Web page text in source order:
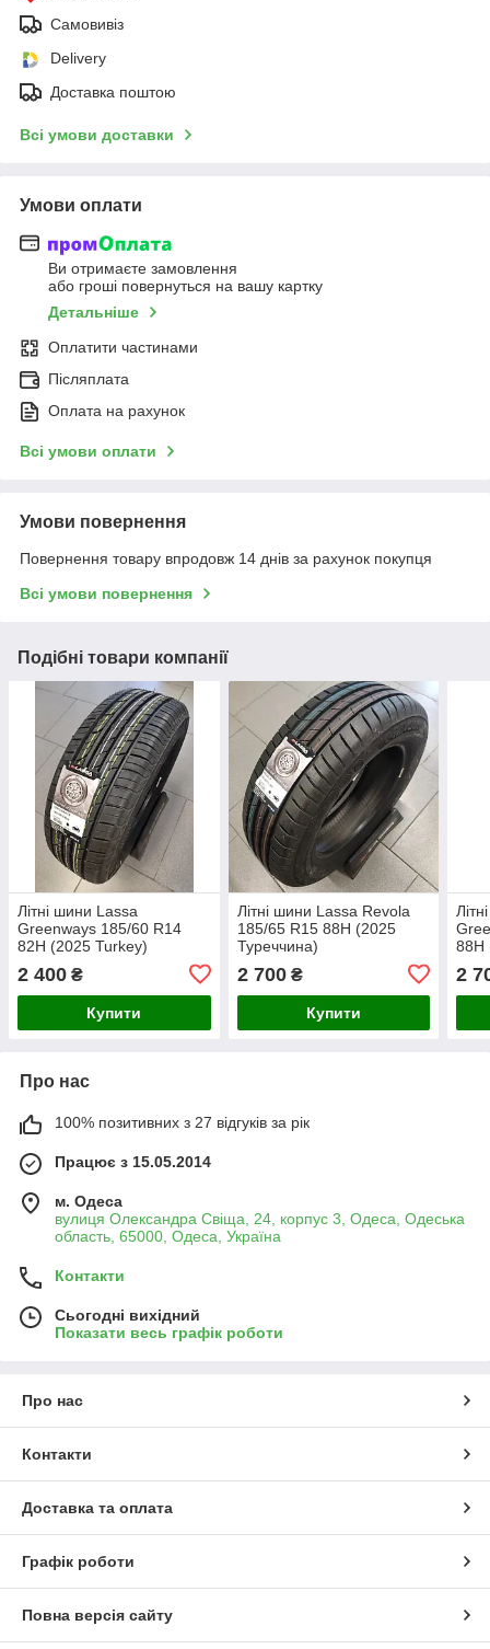
Самовивіз
Delivery
Доставка поштою
Всі умови доставки
Умови оплати
Ви отримаєте замовлення
або гроші повернуться на вашу картку
Детальніше
Оплатити частинами
Післяплата
Оплата на рахунок
Всі умови оплати
Умови повернення
Повернення товару впродовж 14 днів за рахунок покупця
Всі умови повернення
Подібні товари компанії
Літні шини Lassa
Greenways 185/60 R14
82H (2025 Turkey)
2 400 ₴
Купити
Літні шини Lassa Revola
185/65 R15 88H (2025
Туреччина)
2 700₴
Купити
88H
2
Про нас
100% позитивних з 27 відгуків за рік
Працює з 15.05.2014
м. Одеса
вулиця Олександра Свіща, 24, корпус 3, Одеса, Одеська
область, 65000, Одеса, Україна
Контакти
Сьогодні вихідний
Показати весь графік роботи
Про нас
Контакти
Доставка та оплата
Графік роботи
Повна версія сайту